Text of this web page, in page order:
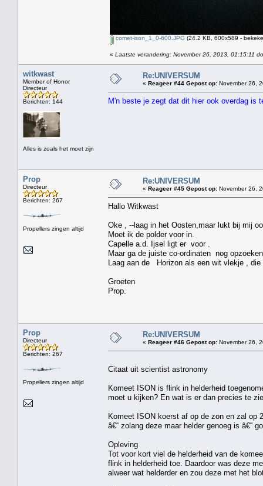
comet-ison_1_0-600.JPG (24.2 KB, 600x589 -
« Laatste verandering: November 26, 2013, 01:15:11
witkwast
Member of Honor
Directeur
Berichten: 144
Alles is zoals het moet zijn
Re:UNIVERSUM
« Reageer #44 Gepost op: November 26,
M'n beste je zegt dat dit hier ook overdag is
Prop
Directeur
Berichten: 267
Propellers zingen altijd
Re:UNIVERSUM
« Reageer #45 Gepost op: November 26,
Hallo Witkwast
Oke , --laag in het Oosten,maar lukt bij mij
Moet ik de polder voor in.
Capelle a.d. Ijsel ligt er voor .
Maar ga de juiste co-ordinaten nog
Laag aan de Horizon als een wit vlekje , die
Groeten
Prop.
Prop
Directeur
Berichten: 267
Propellers zingen altijd
Re:UNIVERSUM
« Reageer #46 Gepost op: November 26,
Citaat uit scientist astronomy
Komeet ISON is flink in helderheid
moet u kijken? En wat is er dan precies te
Komeet ISON koerst af op de zon en zal op
â€“ zolang deze maar helder genoeg is â€“
Opleving
Tot voor kort viel de helderheid van de
flink in helderheid toe. Daardoor was deze
alweer wat helderder en zou deze met het